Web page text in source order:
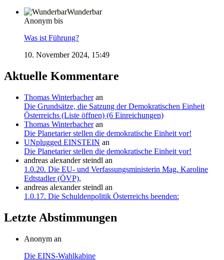
Wunderbar
Anonym bis
Was ist Führung?
10. November 2024, 15:49
Aktuelle Kommentare
Thomas Winterbacheran
Die Grundsätze, die Satzung der Demokratischen Einheit
Österreichs (Liste öffnen) (6 Einreichungen)
Thomas Winterbacheran
Die Planetarier stellen die demokratische Einheit vor!
UNplugged EINSTEIN an
Die Planetarier stellen die demokratische Einheit vor!
andreas alexander steindl an
1.0.20. Die EU- und Verfassungsministerin Mag. Karoline
Edtstadler (ÖVP),
andreas alexander steindl an
1.0.17. Die Schuldenpolitik Österreichs beenden:
Letzte Abstimmungen
Anonym an
Die EINS-Wahlkabine